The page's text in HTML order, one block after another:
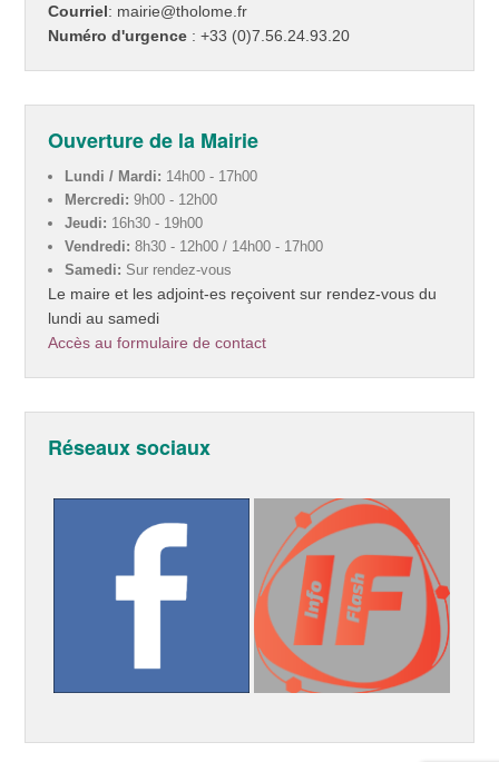
Courriel: mairie@tholome.fr
Numéro d'urgence : +33 (0)7.56.24.93.20
Ouverture de la Mairie
Lundi / Mardi: 14h00 - 17h00
Mercredi: 9h00 - 12h00
Jeudi: 16h30 - 19h00
Vendredi: 8h30 - 12h00 / 14h00 - 17h00
Samedi: Sur rendez-vous
Le maire et les adjoint-es reçoivent sur rendez-vous du
lundi au samedi
Accès au formulaire de contact
Réseaux sociaux